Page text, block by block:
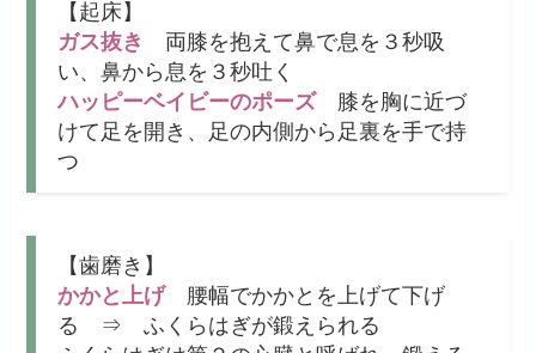
【起床】
ガス抜き
両膝を抱えて鼻で息を３秒吸
い、鼻から息を３秒吐く
ハッピーベイビーのポーズ膝を胸に近づ
けて足を開き、足の内側から足裏を手で持
つ
【歯磨き】
かかと上げ腰幅でかかとを上げて下げ
る ⇒ ふくらはぎが鍛えられる